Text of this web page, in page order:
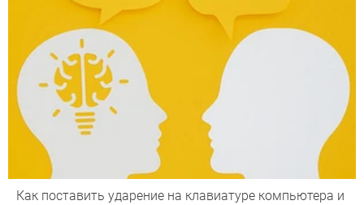
Как поставить ударение на клавиатуре компьютера и